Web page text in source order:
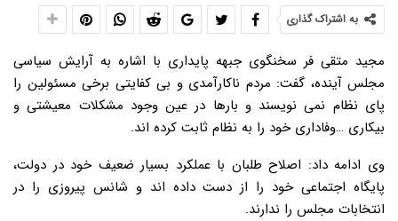
به اشتراک گذاری
مجید متقی فر سخنگوی جبهه پایداری با اشاره به آرایش سیاسی
مجلس آینده، گفت: مردم ناکارآمدی و بی کفایتی برخی مسئولین را
پای نظام نمی نویسند و بارها در عین وجود مشکلات معیشتی و
بیکاری …وفاداری خود را به نظام ثابت کرده اند.
وی ادامه داد: اصلاح طلبان با عملکرد بسیار ضعیف خود در دولت،
پایگاه اجتماعی خود را از دست داده اند و شانس پیروزی را در
انتخابات مجلس را ندارند.